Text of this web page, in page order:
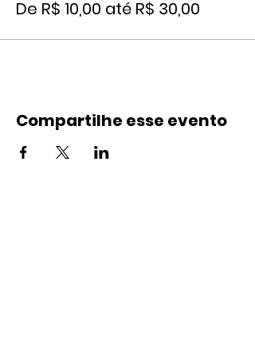
De R$ 10,00 até R$ 30,00
Compartilhe esse evento